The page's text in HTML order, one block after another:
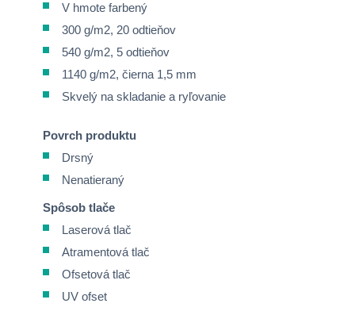
V hmote farbený
300 g/m2, 20 odtieňov
540 g/m2, 5 odtieňov
1140 g/m2, čierna 1,5 mm
Skvelý na skladanie a ryľovanie
Povrch produktu
Drsný
Nenatieraný
Spôsob tlače
Laserová tlač
Atramentová tlač
Ofsetová tlač
UV ofset